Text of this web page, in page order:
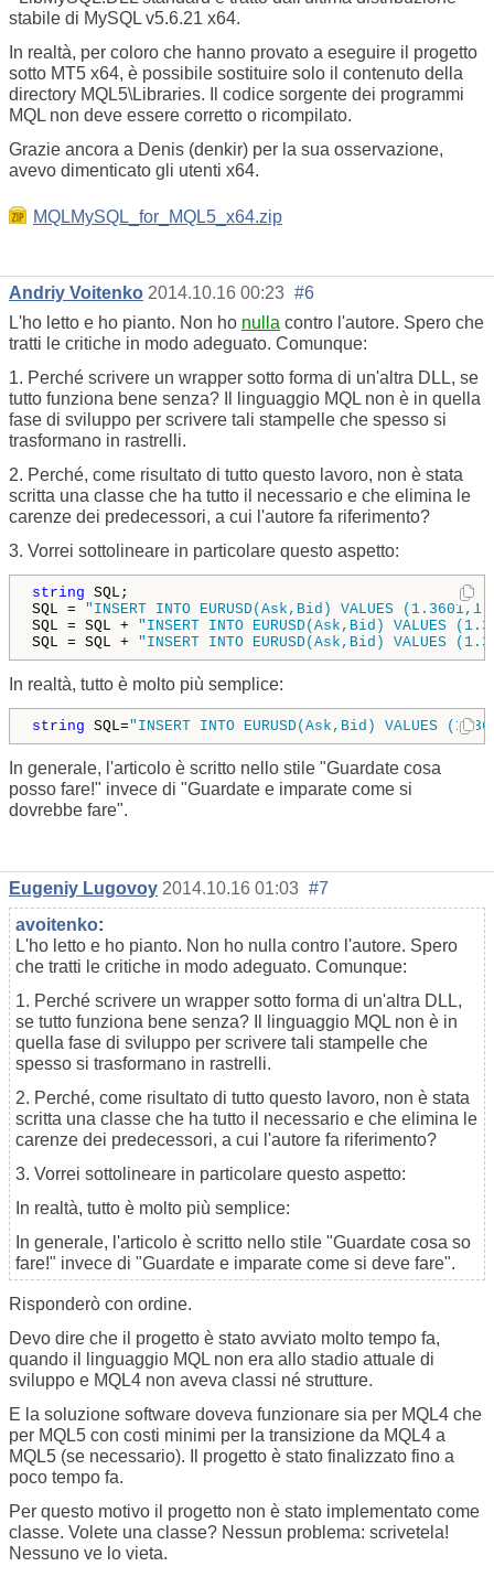
stabile di MySQL v5.6.21 x64.
In realtà, per coloro che hanno provato a eseguire il progetto
sotto MT5 x64, è possibile sostituire solo il contenuto della
directory MQL5\Libraries. Il codice sorgente dei programmi
MQL non deve essere corretto o ricompilato.
Grazie ancora a Denis (denkir) per la sua osservazione,
avevo dimenticato gli utenti x64.
MQLMySQL_for_MQL5_x64.zip
Andriy Voitenko 2014.10.16 00:23 #6
L'ho letto e ho pianto. Non ho nulla contro l'autore. Spero che
tratti le critiche in modo adeguato. Comunque:
1. Perché scrivere un wrapper sotto forma di un'altra DLL, se
tutto funziona bene senza? Il linguaggio MQL non è in quella
fase di sviluppo per scrivere tali stampelle che spesso si
trasformano in rastrelli.
2. Perché, come risultato di tutto questo lavoro, non è stata
scritta una classe che ha tutto il necessario e che elimina le
carenze dei predecessori, a cui l'autore fa riferimento?
3. Vorrei sottolineare in particolare questo aspetto:
string SQL;
SQL = "INSERT INTO EURUSD(Ask,Bid) VALUES
SQL = SQL + "INSERT INTO EURUSD(Ask,Bid) VALUES
SQL = SQL + "INSERT INTO EURUSD(Ask,Bid) VALUES
In realtà, tutto è molto più semplice:
string SQL="INSERT INTO EURUSD(Ask,Bid) VALUES
In generale, l'articolo è scritto nello stile "Guardate cosa
posso fare!" invece di "Guardate e imparate come si
dovrebbe fare".
Eugeniy Lugovoy 2014.10.16 01:03 #7
avoitenko:
L'ho letto e ho pianto. Non ho nulla contro l'autore. Spero
che tratti le critiche in modo adeguato. Comunque:
1. Perché scrivere un wrapper sotto forma di un'altra DLL,
se tutto funziona bene senza? Il linguaggio MQL non è in
quella fase di sviluppo per scrivere tali stampelle che
spesso si trasformano in rastrelli.
2. Perché, come risultato di tutto questo lavoro, non è stata
scritta una classe che ha tutto il necessario e che elimina le
carenze dei predecessori, a cui l'autore fa riferimento?
3. Vorrei sottolineare in particolare questo aspetto:
In realtà, tutto è molto più semplice:
In generale, l'articolo è scritto nello stile "Guardate cosa so
fare!" invece di "Guardate e imparate come si deve fare".
Risponderò con ordine.
Devo dire che il progetto è stato avviato molto tempo fa,
quando il linguaggio MQL non era allo stadio attuale di
sviluppo e MQL4 non aveva classi né strutture.
E la soluzione software doveva funzionare sia per MQL4 che
per MQL5 con costi minimi per la transizione da MQL4 a
MQL5 (se necessario). Il progetto è stato finalizzato fino a
poco tempo fa.
Per questo motivo il progetto non è stato implementato come
classe. Volete una classe? Nessun problema: scrivetela!
Nessuno ve lo vieta.